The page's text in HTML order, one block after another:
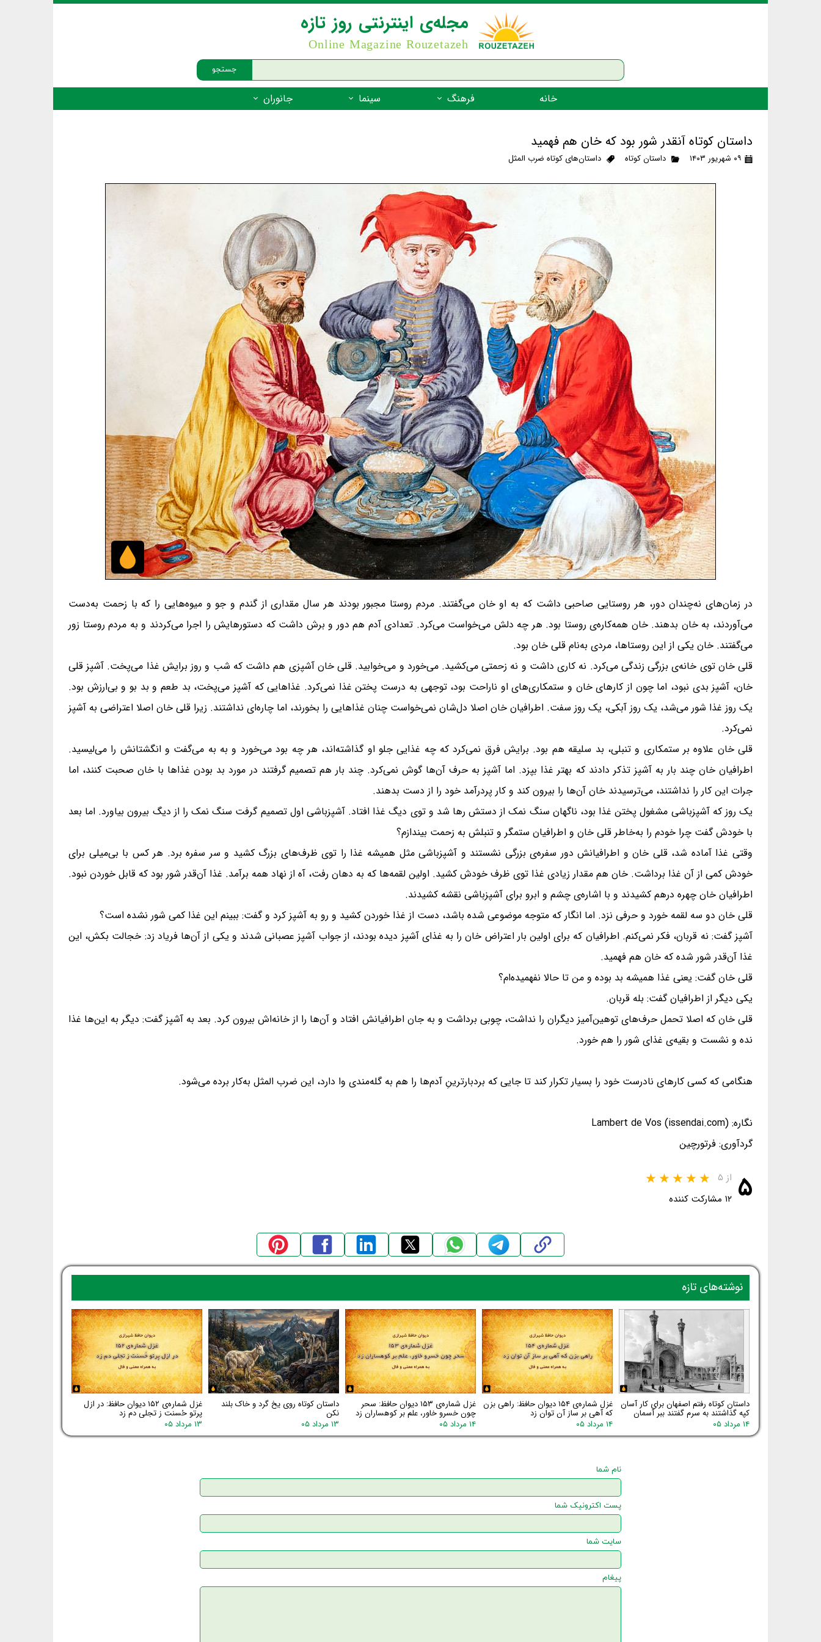
جستجو
مجله‌ی اینترنتی روز تازه
Online Magazine Rouzetazeh
خانه فرهنگ
ضرب المثل
شعر فارسی
زندگینامه‌ی بزرگان
گفتاورد
سینما جانوران
جانوران مهره‌دار - ماهیان
جانوران مهره‌دار - فهرست‌ها
داستان کوتاه آنقدر شور بود که خان هم فهمید
۰۹ شهریور ۱۴۰۳ داستان کوتاه داستان‌های کوتاه ضرب المثل
در زمان‌های نه‌چندان دور، هر روستایی صاحبی داشت که به او خان می‌گفتند. مردم روستا مجبور بودند هر سال مقداری از گندم و جو و میوه‌هایی را که با زحمت به‌دست
می‌آوردند، به خان بدهند. خان همه‌کاره‌ی روستا بود. هر چه دلش می‌خواست می‌کرد. تعدادی آدم هم دور و برش داشت که دستورهایش را اجرا می‌کردند و به مردم روستا زور
می‌گفتند. خان یکی از این روستاها، مردی به‌نام قلی خان بود.
قلی خان توی خانه‌ی بزرگی زندگی می‌کرد. نه کاری داشت و نه زحمتی می‌کشید. می‌خورد و می‌خوابید. قلی خان آشپزی هم داشت که شب و روز برایش غذا می‌پخت. آشپز قلی
خان، آشپز بدی نبود، اما چون از کارهای خان و ستمکاری‌های او ناراحت بود، توجهی به درست پختن غذا نمی‌کرد. غذاهایی که آشپز می‌پخت، بد طعم و بد بو و بی‌ارزش بود.
یک روز غذا شور می‌شد، یک روز آبکی، یک روز سفت. اطرافیان خان اصلا دل‌شان نمی‌خواست چنان غذاهایی را بخورند، اما چاره‌ای نداشتند. زیرا قلی خان اصلا اعتراضی به آشپز
نمی‌کرد.
قلی خان علاوه بر ستمکاری و تنبلی، بد سلیقه هم بود. برایش فرق نمی‌کرد که چه غذایی جلو او گذاشته‌اند، هر چه بود می‌خورد و به به می‌گفت و انگشتانش را می‌لیسید.
اطرافیان خان چند بار به آشپز تذکر دادند که بهتر غذا بپزد. اما آشپز به حرف آن‌ها گوش نمی‌کرد. چند بار هم تصمیم گرفتند در مورد بد بودن غذاها با خان صحبت کنند، اما
جرات این کار را نداشتند، می‌ترسیدند خان آن‌ها را بیرون کند و کار پردرآمد خود را از دست بدهند.
یک روز که آشپزباشی مشغول پختن غذا بود، ناگهان سنگ نمک از دستش رها شد و توی دیگ غذا افتاد. آشپزباشی اول تصمیم گرفت سنگ نمک را از دیگ بیرون بیاورد. اما بعد
با خودش گفت چرا خودم را به‌خاطر قلی خان و اطرافیان ستمگر و تنبلش به زحمت بیندازم؟
وقتی غذا آماده شد، قلی خان و اطرافیانش دور سفره‌ی بزرگی نشستند و آشپزباشی مثل همیشه غذا را توی ظرف‌های بزرگ کشید و سر سفره برد. هر کس با بی‌میلی برای
خودش کمی از آن غذا برداشت. خان هم مقدار زیادی غذا توی ظرف خودش کشید. اولین لقمه‌ها که به دهان رفت، آه از نهاد همه برآمد. غذا آن‌قدر شور بود که قابل خوردن نبود.
اطرافیان خان چهره درهم کشیدند و با اشاره‌ی چشم و ابرو برای آشپزباشی نقشه کشیدند.
قلی خان دو سه لقمه خورد و حرفی نزد. اما انگار که متوجه موضوعی شده باشد، دست از غذا خوردن کشید و رو به آشپز کرد و گفت: ببینم این غذا کمی شور نشده است؟
آشپز گفت: نه قربان، فکر نمی‌کنم. اطرافیان که برای اولین بار اعتراض خان را به غذای آشپز دیده بودند، از جواب آشپز عصبانی شدند و یکی از آن‌ها فریاد زد: خجالت بکش، این
غذا آن‌قدر شور شده که خان هم فهمید.
قلی خان گفت: یعنی غذا همیشه بد بوده و من تا حالا نفهمیده‌ام؟
یکی دیگر از اطرافیان گفت: بله قربان.
قلی خان که اصلا تحمل حرف‌های توهین‌آمیز دیگران را نداشت، چوبی برداشت و به جان اطرافیانش افتاد و آن‌ها را از خانه‌اش بیرون کرد. بعد به آشپز گفت: دیگر به این‌ها غذا
نده و نشست و بقیه‌ی غذای شور را هم خورد.
هنگامی که کسی کارهای نادرست خود را بسیار تکرار کند تا جایی که بردبارترینِ آدم‌ها را هم به گله‌مندی وا دارد، این ضرب المثل به‌کار برده می‌شود.
نگاره: Lambert de Vos (issendai.com)
گردآوری: فرتورچین
۵ از ۵
۱۲ مشارکت کننده
داستان کوتاه رفتم اصفهان برای کار آسان
کپه گذاشتند به سرم گفتند ببر آسمان
۱۴ مرداد ۰۵
غزل شماره‌ی ۱۵۴ دیوان حافظ: راهی بزن
که آهی بر ساز آن توان زد
۱۴ مرداد ۰۵
غزل شماره‌ی ۱۵۳ دیوان حافظ: سحر
چون خسرو خاور، علم بر کوهساران زد
۱۴ مرداد ۰۵
داستان کوتاه روی یخ گرد و خاک بلند
نکن
۱۳ مرداد ۰۵
غزل شماره‌ی ۱۵۲ دیوان حافظ: در ازل
پرتو حُسنت ز تجلی دم زد
۱۳ مرداد ۰۵
نوشته‌های تازه
نام شما
پست اکترونیک شما
سایت شما
پیغام